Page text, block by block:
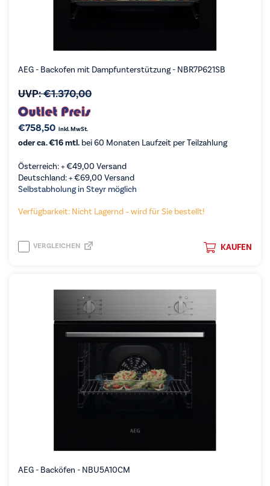
AEG - Backofen mit Dampfunterstützung - NBR7P621SB
UVP:€1.370,00
€758,50 inkl. MwSt.
oder ca. €16 mtl. bei 60 Monaten Laufzeit per Teilzahlung
Österreich: +€49,00 Versand
Deutschland: +€69,00 Versand
Selbstabholung in Steyr möglich
Verfügbarkeit: Nicht Lagernd – wird für Sie bestellt!
KAUFEN
VERGLEICHEN
AEG - Backöfen - NBU5A10CM